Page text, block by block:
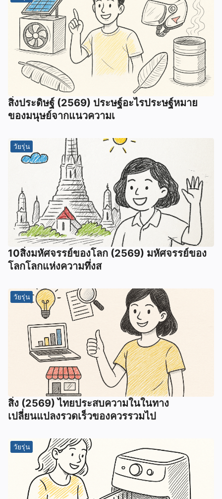
สิ่งประดิษฐ์ (2569) ประษฐ์อะไรประษฐ์หมาย
ของมนุษย์จากแนวความเ
วัยรุ่น
10สิ่งมหัศจรรย์ของโลก (2569) มหัศจรรย์ของ
โลกโลกแห่งความทึ่งส
วัยรุ่น
สิ่ง (2569) ไทยประสบความในในทาง
เปลี่ยนแปลงรวดเร็วของควรรวมไป
วัยรุ่น